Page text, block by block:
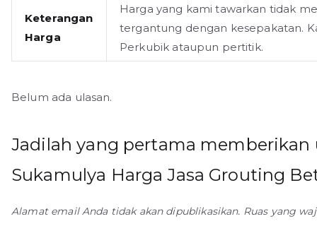
Keterangan
Harga
Harga yang kami tawarkan tidak
tergantung dengan kesepakatan.
Perkubik ataupun pertitik.
Belum ada ulasan.
Jadilah yang pertama memberikan
Sukamulya Harga Jasa Grouting
Alamat email Anda tidak akan dipublikasikan. Ruas yang